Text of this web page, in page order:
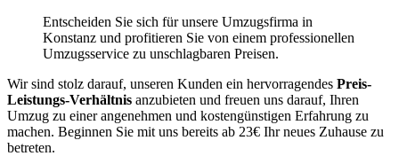
Entscheiden Sie sich für unsere Umzugsfirma in
Konstanz und profitieren Sie von einem professionellen
Umzugsservice zu unschlagbaren Preisen.
Wir sind stolz darauf, unseren Kunden ein hervorragendes Preis-
Leistungs-Verhältnis anzubieten und freuen uns darauf, Ihren
Umzug zu einer angenehmen und kostengünstigen Erfahrung zu
machen. Beginnen Sie mit uns bereits ab 23€ Ihr neues Zuhause zu
betreten.